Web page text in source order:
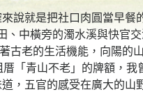
就是把社口肉圓當早餐
、中橫旁的濁水溪與快官
古老的生活機能，向陽的
青山不老」的牌額，我
五官的感受在廣大的山